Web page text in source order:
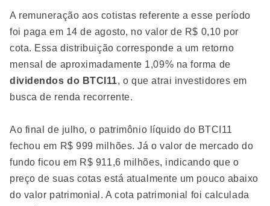
A remuneração aos cotistas referente a esse período
foi paga em 14 de agosto, no valor de R$ 0,10 por
cota. Essa distribuição corresponde a um retorno
mensal de aproximadamente 1,09% na forma de
dividendos do BTCI11, o que atrai investidores em
busca de renda recorrente.
Ao final de julho, o patrimônio líquido do BTCI11
fechou em R$ 999 milhões. Já o valor de mercado do
fundo ficou em R$ 911,6 milhões, indicando que o
preço de suas cotas está atualmente um pouco abaixo
do valor patrimonial. A cota patrimonial foi calculada